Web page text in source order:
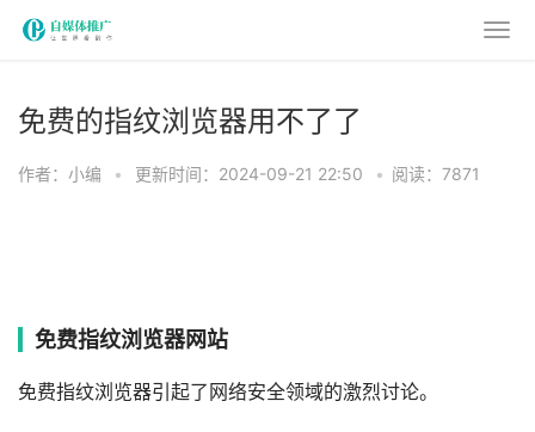
免费的指纹浏览器用不了了
作者：小编 • 更新时间：2024-09-21 22:50 • 阅读：7871
免费指纹浏览器网站
免费指纹浏览器引起了网络安全领域的激烈讨论。